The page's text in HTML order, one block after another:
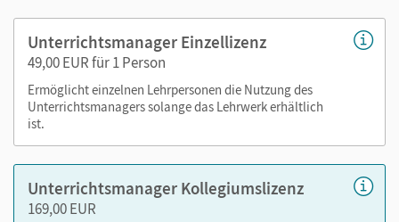
Workbook-Lehrkräftefassung mit Workbook-
Audiotracks und Transkripten
Folien mit Vorschlägen für den Einsatz im Unterricht
Schulbuch-Audiotracks mit Transkripten
Videos von der DVD mit Transkripten
kostenfreie Vokabeltests / Online-Aufgaben mit allen
Vokabeln des Schulbuchs – per Link aus dem
Unterrichtsmanager direkt zu unserem Partner
Unterrichtsmanager Einzellizenz
49,00 EUR für 1 Person
Ermöglicht einzelnen Lehrpersonen die Nutzung des
Unterrichtsmanagers solange das Lehrwerk erhältlich
ist.
Unterrichtsmanager Kollegiumslizenz
169,00 EUR